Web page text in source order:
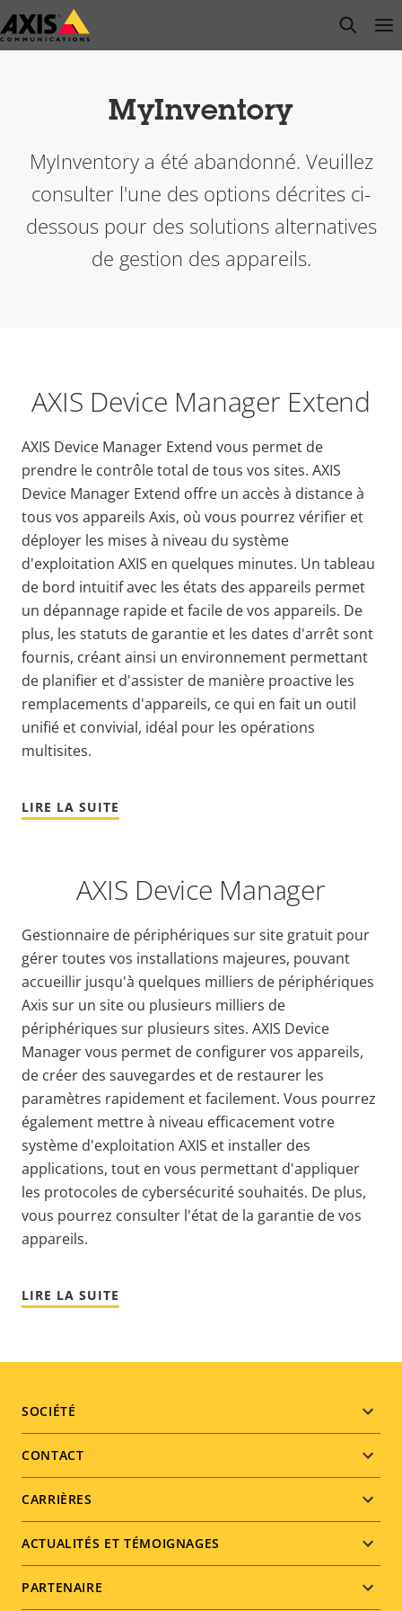
Passer
au
open
MyInventory
MyInventory a été abandonné. Veuillez
consulter l'une des options décrites ci-
dessous pour des solutions alternatives
de gestion des appareils.
AXIS Device Manager Extend
AXIS Device Manager Extend vous permet de
prendre le contrôle total de tous vos sites. AXIS
Device Manager Extend offre un accès à distance à
tous vos appareils Axis, où vous pourrez vérifier et
déployer les mises à niveau du système
d'exploitation AXIS en quelques minutes. Un tableau
de bord intuitif avec les états des appareils permet
un dépannage rapide et facile de vos appareils. De
plus, les statuts de garantie et les dates d'arrêt sont
fournis, créant ainsi un environnement permettant
de planifier et d'assister de manière proactive les
remplacements d'appareils, ce qui en fait un outil
unifié et convivial, idéal pour les opérations
multisites.
LIRE LA SUITE
AXIS Device Manager
Gestionnaire de périphériques sur site gratuit pour
gérer toutes vos installations majeures, pouvant
accueillir jusqu'à quelques milliers de périphériques
Axis sur un site ou plusieurs milliers de
périphériques sur plusieurs sites. AXIS Device
Manager vous permet de configurer vos appareils,
de créer des sauvegardes et de restaurer les
paramètres rapidement et facilement. Vous pourrez
également mettre à niveau efficacement votre
système d'exploitation AXIS et installer des
applications, tout en vous permettant d'appliquer
les protocoles de cybersécurité souhaités. De plus,
vous pourrez consulter l'état de la garantie de vos
appareils.
LIRE LA SUITE
Footer
menu
SOCIÉTÉ
CONTACT
CARRIÈRES
ACTUALITÉS ET TÉMOIGNAGES
PARTENAIRE